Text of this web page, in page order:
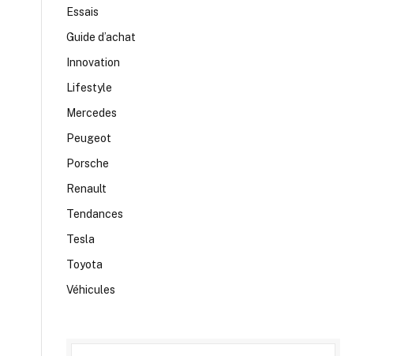
Essais
Guide d’achat
Innovation
Lifestyle
Mercedes
Peugeot
Porsche
Renault
Tendances
Tesla
Toyota
Véhicules